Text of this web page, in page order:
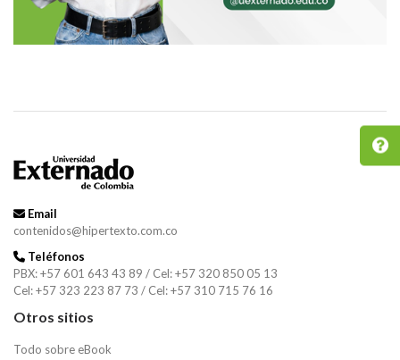
Email
contenidos@hipertexto.com.co
Teléfonos
PBX: +57 601 643 43 89 / Cel: +57 320 850 05 13
Cel: +57 323 223 87 73 / Cel: +57 310 715 76 16
Otros sitios
Todo sobre eBook